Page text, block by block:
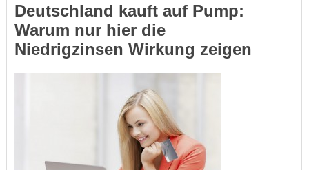
Deutschland kauft auf Pump:
Warum nur hier die
Niedrigzinsen Wirkung zeigen